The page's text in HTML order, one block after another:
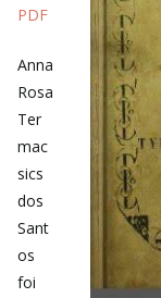
PDF
Anna
Rosa
Ter
mac
sics
dos
Sant
os
foi